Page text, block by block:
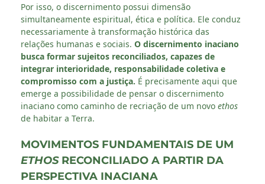
Por isso, o discernimento possui dimensão
simultaneamente espiritual, ética e política. Ele conduz
necessariamente à transformação histórica das
relações humanas e sociais. O discernimento inaciano
busca formar sujeitos reconciliados, capazes de
integrar interioridade, responsabilidade coletiva e
compromisso com a justiça. É precisamente aqui que
emerge a possibilidade de pensar o discernimento
inaciano como caminho de recriação de um novo ethos
de habitar a Terra.
MOVIMENTOS FUNDAMENTAIS DE UM
ETHOS RECONCILIADO A PARTIR DA
PERSPECTIVA INACIANA